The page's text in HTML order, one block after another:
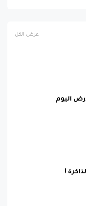
عرض الكل
اليوم
!